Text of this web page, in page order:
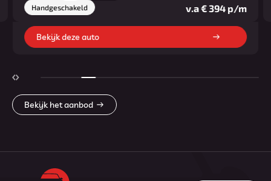
Handgeschakeld
v.a € 394 p/m
Bekijk deze auto
Bekijk het aanbod